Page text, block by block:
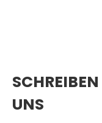
SCHREIBEN
UNS